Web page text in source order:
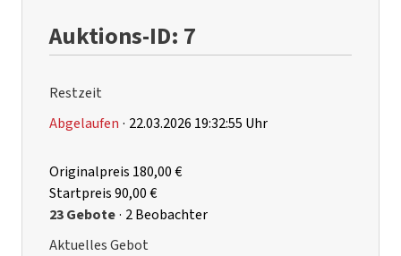
Auktions-ID: 7
Restzeit
Abgelaufen · 22.03.2026 19:32:55 Uhr
Originalpreis 180,00 €
Startpreis90,00 €
23 Gebote· 2 Beobachter
Aktuelles Gebot